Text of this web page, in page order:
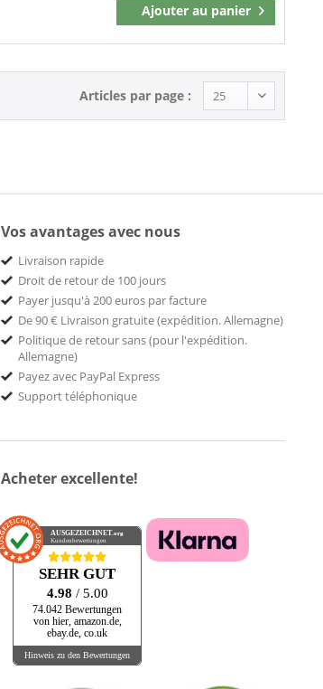
Ajouter au panier
Mémoriser
Articles par page :
Vos avantages avec nous
Livraison rapide
Droit de retour de 100 jours
Payer jusqu'à 200 euros par facture
De 90 € Livraison gratuite (expédition. Allemagne)
Politique de retour sans (pour l'expédition.
Allemagne)
Payez avec PayPal Express
Support téléphonique
Acheter excellente!
AUSGEZEICHNET .org
Kundenbewertungen
SEHR GUT
4.98 / 5.00
74.042 Bewertungen
von hier, amazon.de,
ebay.de, co.uk
Hinweis zu den Bewertungen